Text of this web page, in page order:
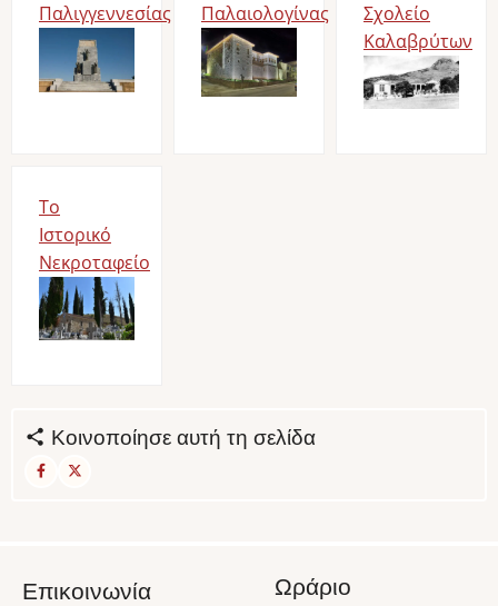
Παλιγγεννεσίας
Image
Παλαιολογίνας
Image
Σχολείο
Καλαβρύτων
Image
Το
Ιστορικό
Νεκροταφείο
Image
Κοινοποίησε αυτή τη σελίδα
Επικοινωνία
Ωράριο